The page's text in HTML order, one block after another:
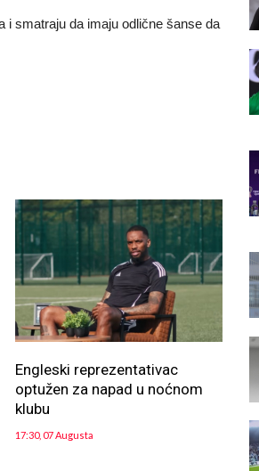
i smatraju da imaju odlične šanse da
Engleski reprezentativac
optužen za napad u noćnom
klubu
17:30, 07 Augusta